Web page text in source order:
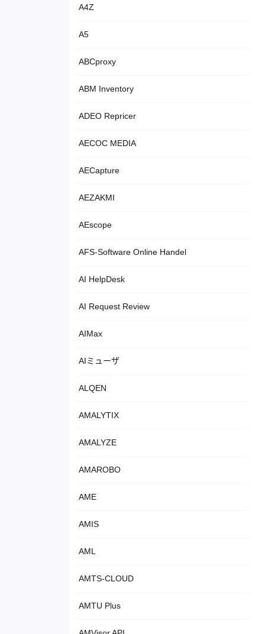
A4Z
A5
ABCproxy
ABM Inventory
ADEO Repricer
AECOC MEDIA
AECapture
AEZAKMI
AEscope
AFS-Software Online Handel
AI HelpDesk
AI Request Review
AIMax
AIミューザ
ALQEN
AMALYTIX
AMALYZE
AMAROBO
AME
AMIS
AML
AMTS-CLOUD
AMTU Plus